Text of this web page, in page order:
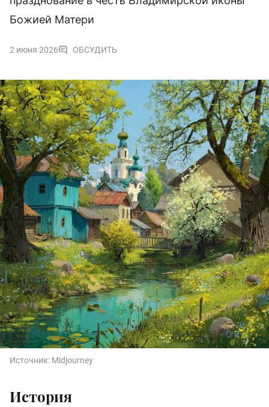
Божией Матери
2 июня 2026 ОБСУДИТЬ
Источник: Midjourney
История